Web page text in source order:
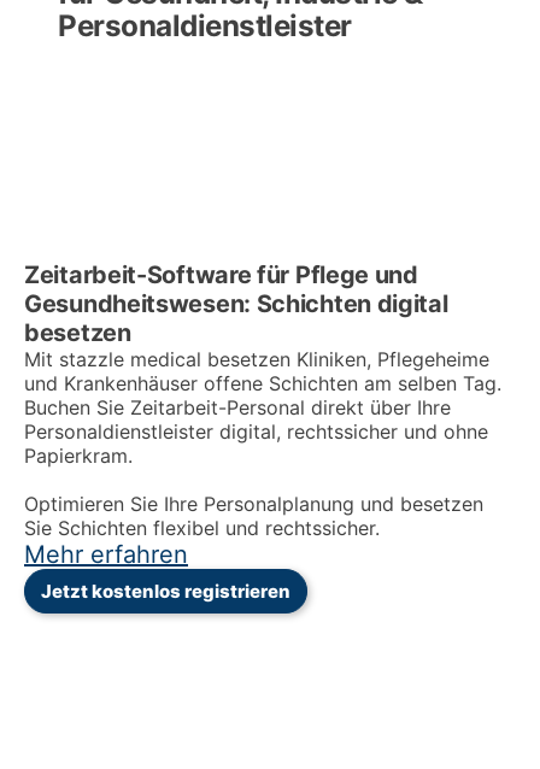
Personaldienstleister
Zeitarbeit-Software für Pflege und
Gesundheitswesen: Schichten digital
besetzen
Mit stazzle medical besetzen Kliniken, Pflegeheime
und Krankenhäuser offene Schichten am selben Tag.
Buchen Sie Zeitarbeit-Personal direkt über Ihre
Personaldienstleister digital, rechtssicher und ohne
Papierkram.
Optimieren Sie Ihre Personalplanung und besetzen
Sie Schichten flexibel und rechtssicher.
Mehr erfahren
Jetzt kostenlos registrieren